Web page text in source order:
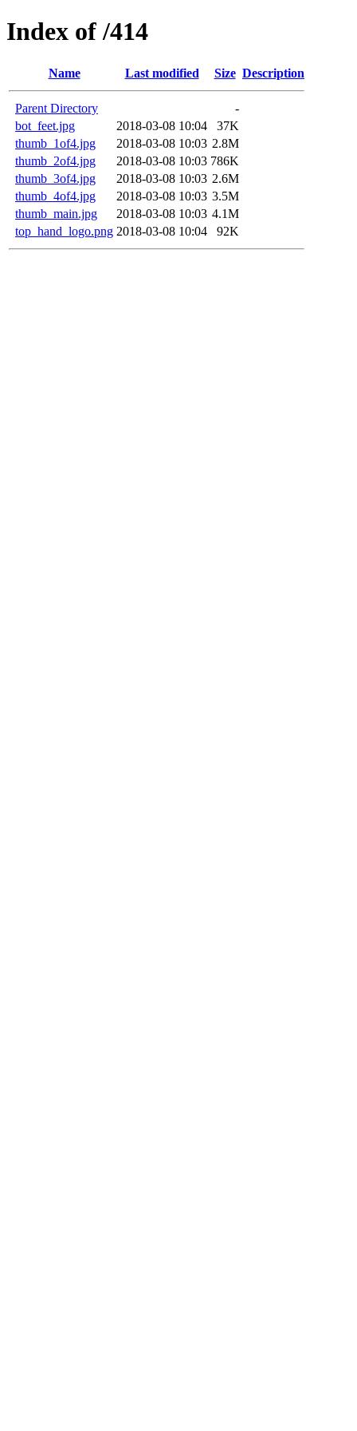
Index of /414
Name Last modified Size Description
Parent Directory
-
bot_feet.jpg
2018-03-08 10:04
37K
thumb_1of4.jpg
2018-03-08 10:03 2.8M
thumb_2of4.jpg
2018-03-08 10:03 786K
thumb_3of4.jpg
2018-03-08 10:03 2.6M
thumb_4of4.jpg
2018-03-08 10:03 3.5M
thumb_main.jpg
2018-03-08 10:03 4.1M
top_hand_logo.png 2018-03-08 10:04 92K